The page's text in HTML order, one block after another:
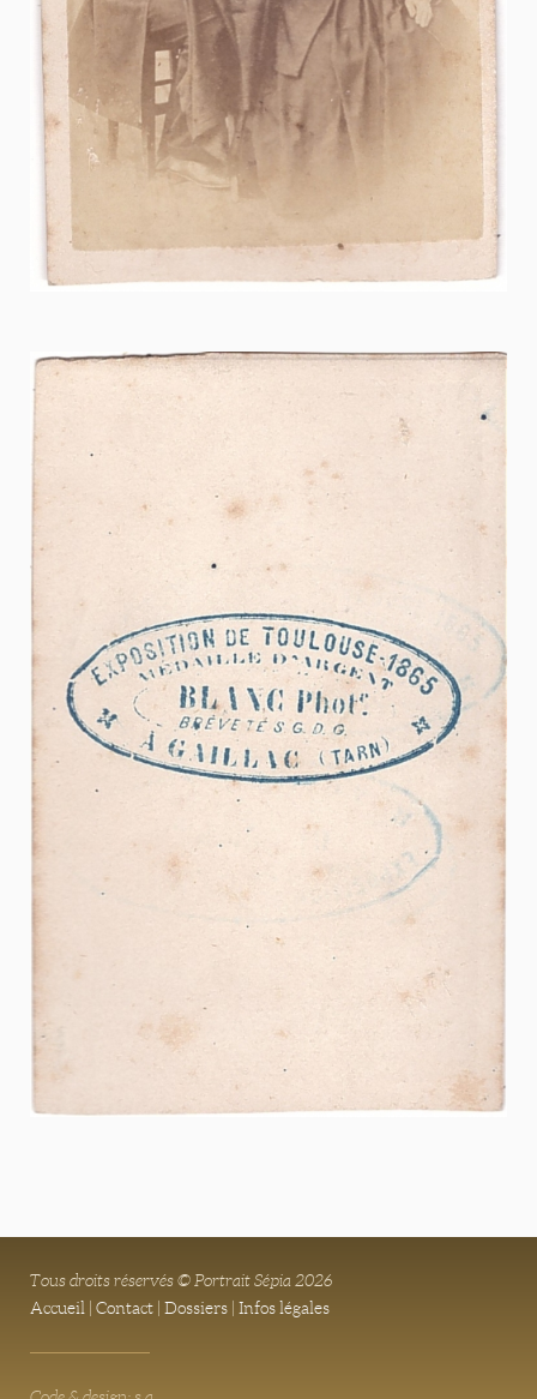
Tous droits réservés © Portrait Sépia 2026
Accueil
Contact Dossiers Infos légales